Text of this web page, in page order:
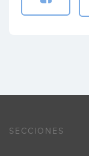
SECCIONES